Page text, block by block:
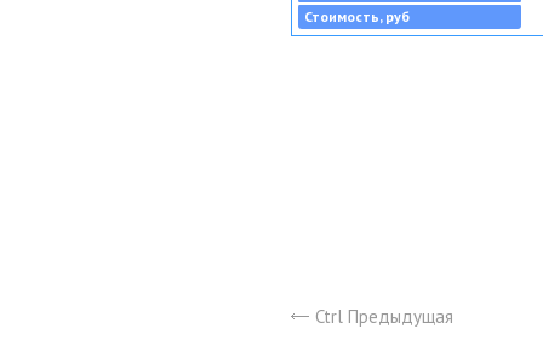
Стоимость, руб
Ctrl Предыдущая